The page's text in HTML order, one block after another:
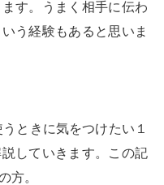
す。うまく相手に伝わ
う経験もあると思いま
ときに気をつけたい１
していきます。この記
方。